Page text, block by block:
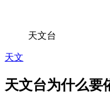
天文台
天文
天文台为什么要